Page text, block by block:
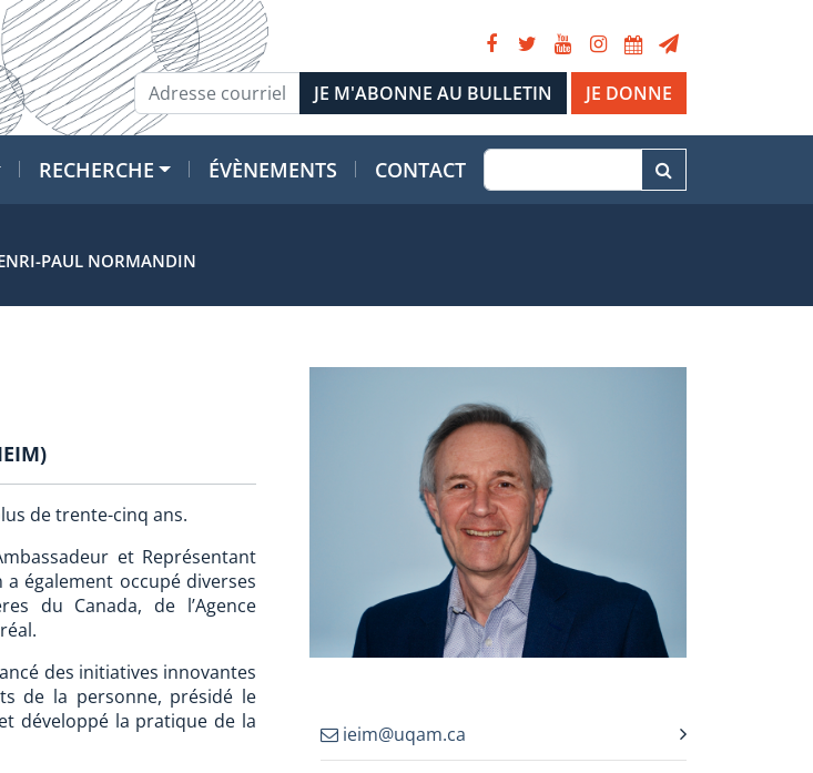
JE DONNE
RECHERCHE ÉVÈNEMENTS CONTACT
PAUL NORMANDIN
de trente-cinq ans.
et Représentant
également occupé diverses
du Canada, de l’Agence
des initiatives innovantes
de la personne, présidé le
développé la pratique de la
ieim@uqam.ca